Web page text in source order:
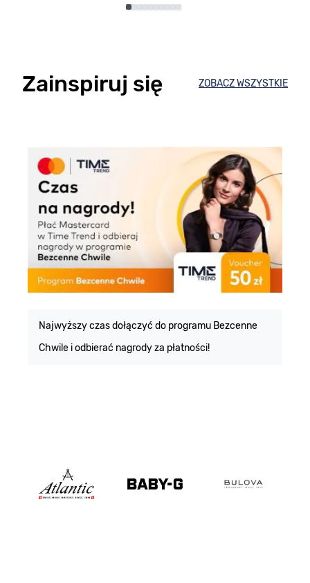
Zainspiruj się ZOBACZ WSZYSTKIE
Najwyższy czas dołączyć do programu Bezcenne
Chwile i odbierać nagrody za płatności!